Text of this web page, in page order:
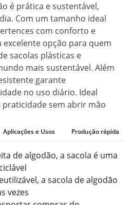
é prática e sustentável,
Com um tamanho ideal
com conforto e
excelente opção para quem
sacolas plásticas e
mais sustentável. Além
garante
no uso diário. Ideal
praticidade sem abrir mão
Aplicações e Usos Produção rápida
de algodão, a sacola é uma
a sacola de algodão
vezes